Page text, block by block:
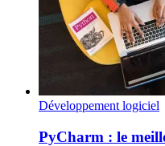
Développement logiciel
PyCharm : le